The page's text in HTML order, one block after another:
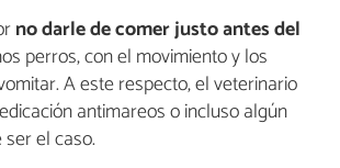
no darle de comer justo antes del
perros, con el movimiento y los
A este respecto, el veterinario
antimareos o incluso algún
el caso.